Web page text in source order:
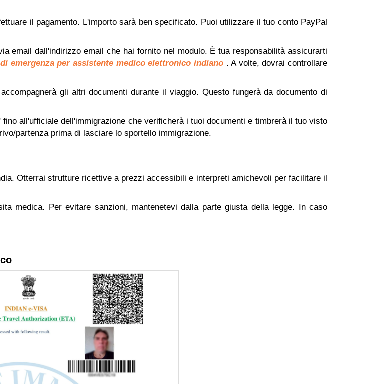
il pagamento. L'importo sarà ben specificato. Puoi utilizzare il tuo conto PayPal
email dall'indirizzo email che hai fornito nel modulo. È tua responsabilità assicurarti
emergenza per assistente medico elettronico indiano. A volte, dovrai controllare
gli altri documenti durante il viaggio. Questo fungerà da documento di
all'ufficiale dell'immigrazione che verificherà i tuoi documenti e timbrerà il tuo visto
partenza prima di lasciare lo sportello immigrazione.
Otterrai strutture ricettive a prezzi accessibili e interpreti amichevoli per facilitare il
medica. Per evitare sanzioni, mantenetevi dalla parte giusta della legge. In caso